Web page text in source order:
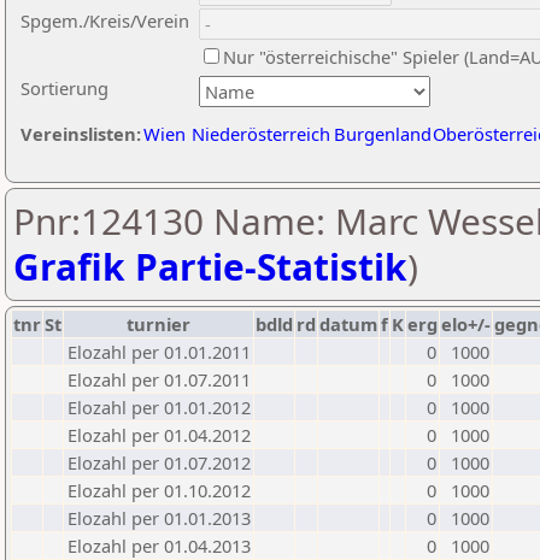
Sortierung
Spgem./Kreis/Verein
Nur "österreichische" Spieler
Vereinslisten:Wien Niederösterreich Burgenland
Pnr:124130 Name: Marc
Grafik Partie-Statistik)
tnrSt turnier bdld rd datumf Kerg elo+/-
Elozahl per 01.01.2011
0
1000
Elozahl per 01.07.2011
0
1000
Elozahl per 01.01.2012
0
1000
Elozahl per 01.04.2012
0
1000
Elozahl per 01.07.2012
0
1000
Elozahl per 01.10.2012
0
1000
Elozahl per 01.01.2013
0
1000
Elozahl per 01.04.2013
0
1000